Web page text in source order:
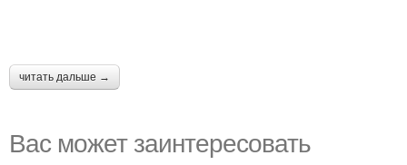
читать дальше →
Вас может заинтересовать